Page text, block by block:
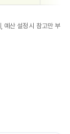
예산 설정 시 참고만 부